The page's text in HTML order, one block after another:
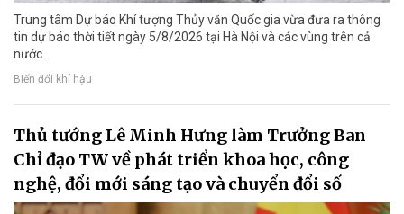
Trung tâm Dự báo Khí tượng Thủy văn Quốc gia vừa đưa ra thông
tin dự báo thời tiết ngày 5/8/2026 tại Hà Nội và các vùng trên cả
nước.
Biến đổi khí hậu
Thủ tướng Lê Minh Hưng làm Trưởng Ban
Chỉ đạo TW về phát triển khoa học, công
nghệ, đổi mới sáng tạo và chuyển đổi số